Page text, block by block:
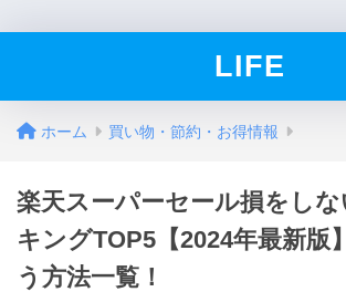
LIFE
ホーム 買い物・節約・お得情報
楽天スーパーセール損をし
キングTOP5【2024年最新版
う方法一覧！